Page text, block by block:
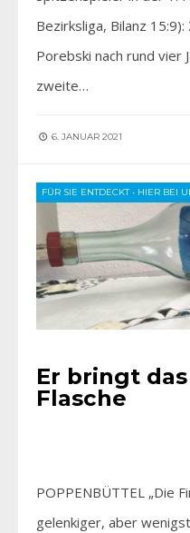
Bezirksliga, Bilanz
Porebski nach rund vier
zweite…
6. JANUAR 2021
FÜR SIE ENTDECKT• HIER BEI
Er bringt
Flasche
POPPENBÜTTEL „Die
gelenkiger, aber